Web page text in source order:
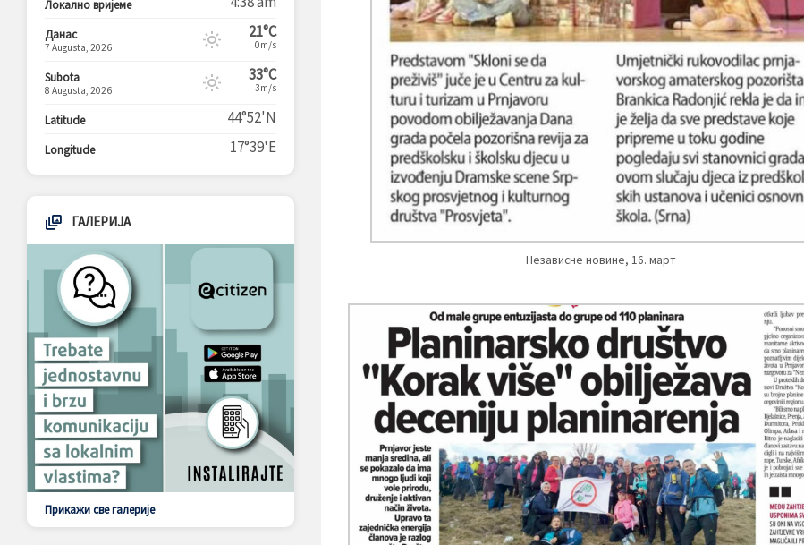
Независне новине, 16. март
Локално вријеме
Данас
7 Augusta, 2026
21°C
0m/s
Subota
8 Augusta, 2026
33°C
3m/s
Latitude 44°52'N
Longitude 17°39'E
ГАЛЕРИЈА
Прикажи све галерије